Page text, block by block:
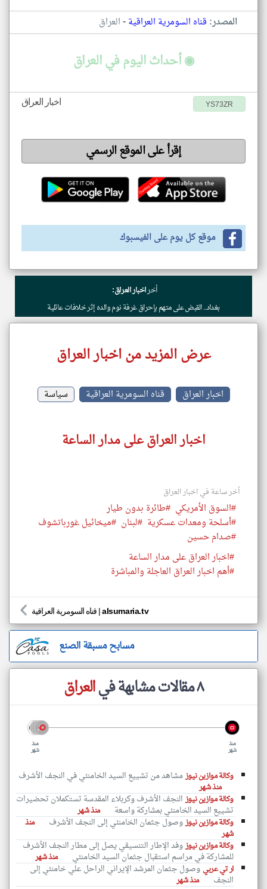
المصدر: قناه السومرية العراقية-العراق
◉ أحداث اليوم في العراق
اخبار العراق YS73ZR
إقرأ على الموقع الرسمي
موقع كل يوم على الفيسبوك
أخراخبار العراق:
بغداد.. القبض على متهم بإحراق غرفة نوم والده إثر خلافات عائلية
عرض المزيد من اخبار العراق
اخبار العراق قناه السومرية العراقية سياسة
اخبار العراق على مدار الساعة
أخر ساعة في اخبار العراق
#السوق الأمريكي #طائرة بدون طيار
#أسلحة ومعدات عسكرية #لبنان #ميخائيل غورباتشوف
#صدام حسين
#اخبار العراق على مدار الساعة
#أهم اخبار العراق العاجلة والمباشرة
قناه السومرية العراقية |alsumaria.tv
مسابح مسبقة الصنع
٨ مقالات مشابهة في العراق
منذ
شهر
منذ
شهر
وكالة موازين نيوزمشاهد من تشييع السيد الخامنئي في النجف الأشرف
منذ شهر
وكالة موازين نيوز النجف الأشرف وكربلاء المقدسة تستكملان تحضيرات
تشييع السيد الخامنئي بمشاركة واسعة
منذ شهر
وكالة موازين نيوزوصول جثمان الخامنئي إلى النجف الأشرف
منذ
شهر
وكالة موازين نيوزوفد الإطار التنسيقي يصل إلى مطار النجف الأشرف
للمشاركة في مراسم استقبال جثمان السيد الخامنئي
منذ شهر
ار تي عربي وصول جثمان المرشد الإيراني الراحل علي خامنئي إلى
النجف منذ شهر